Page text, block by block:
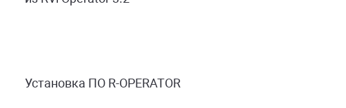
Установка ПО R-OPERATOR